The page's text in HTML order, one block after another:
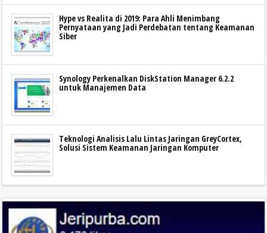
Hype vs Realita di 2019: Para Ahli Menimbang
Pernyataan yang Jadi Perdebatan tentang Keamanan
Siber
Synology Perkenalkan DiskStation Manager 6.2.2
untuk Manajemen Data
Teknologi Analisis Lalu Lintas Jaringan GreyCortex,
Solusi Sistem Keamanan Jaringan Komputer